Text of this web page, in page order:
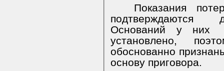
Показания
подтверждаются
Оснований у них
установлено,
обоснованно
основу приговора.